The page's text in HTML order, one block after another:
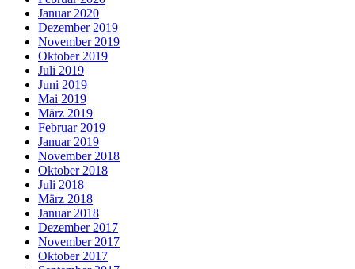
Januar 2020
Dezember 2019
November 2019
Oktober 2019
Juli 2019
Juni 2019
Mai 2019
März 2019
Februar 2019
Januar 2019
November 2018
Oktober 2018
Juli 2018
März 2018
Januar 2018
Dezember 2017
November 2017
Oktober 2017